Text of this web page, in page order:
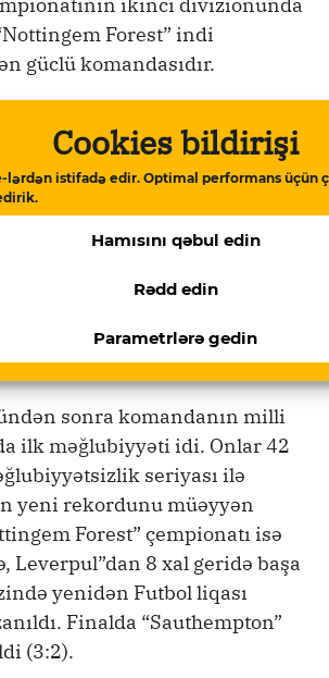
Cookies bildirişi
lərdən istifadə edir. Optimal performans üçün
Hamısını qəbul edin
Rədd edin
Parametrlərə gedin
ikinci divizionunda
Forest” indi
güclü komandasıdır.
zəif startdan sonra
öz nəticələrini xeyli
və 18-ci turdan sonra ikinci
Amma dekabrın 9-da
tutan əyani qarşılaşmada ev
hesabı ilə qalib gəldilər.
sonra komandanın milli
ilk məğlubiyyəti idi. Onlar 42
seriyası ilə
yeni rekordunu müəyyən
Forest” çempionatı isə
Leverpul”dan 8 xal geridə başa
yenidən Futbol liqası
Finalda “Sauthempton”
(3:2).